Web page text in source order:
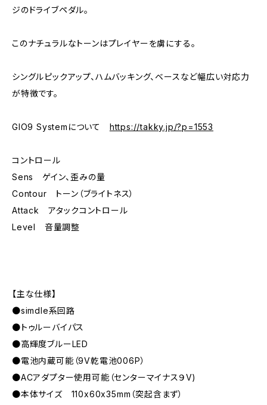
ジのドライブペダル。
このナチュラルなトーンはプレイヤーを虜にする。
シングルピックアップ、ハムバッキング、ベースなど幅広い対応力
が特徴です。
GIO9 Systemについて https://takky.jp/?p=1553
コントロール
Sens ゲイン、歪みの量
Contour トーン（ブライトネス）
Attack アタックコントロール
Level 音量調整
【主な仕様】
●simdle系回路
●トゥルーバイパス
●高輝度ブルーLED
●電池内蔵可能（9V乾電池006P）
●ACアダプター使用可能（センターマイナス９V)
●本体サイズ 110x60x35mm（突起含まず）